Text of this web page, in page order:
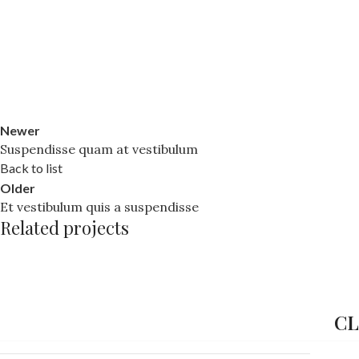
Newer
Suspendisse quam at vestibulum
Back to list
Older
Et vestibulum quis a suspendisse
Related projects